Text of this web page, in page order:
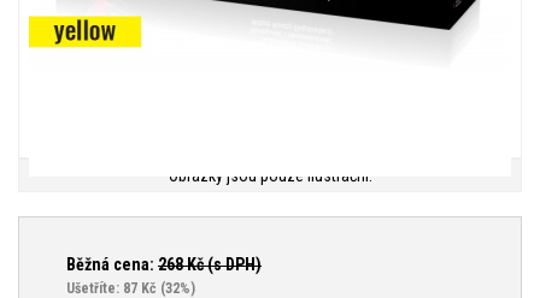
Obrázky jsou pouze ilustrační.
Běžná cena: 268Kč (s DPH)
Ušetříte: 87 Kč (32%)